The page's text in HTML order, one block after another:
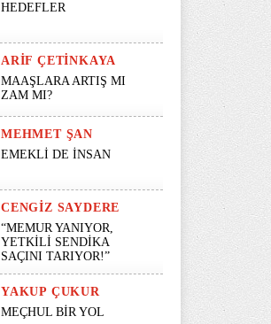
HEDEFLER
ARIF ÇETINKAYA
MAAŞLARA ARTIŞ MI
ZAM MI?
MEHMET ŞAN
EMEKLİ DE İNSAN
CENGIZ SAYDERE
“MEMUR YANIYOR,
YETKİLİ SENDİKA
SAÇINI TARIYOR!”
YAKUP ÇUKUR
MEÇHUL BİR YOL